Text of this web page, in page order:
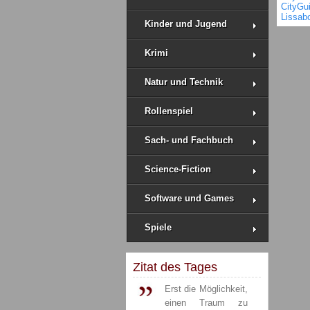
Kinder und Jugend
Krimi
Natur und Technik
Rollenspiel
Sach- und Fachbuch
Science-Fiction
Software und Games
Spiele
Zitat des Tages
Erst die Möglichkeit,
einen Traum zu